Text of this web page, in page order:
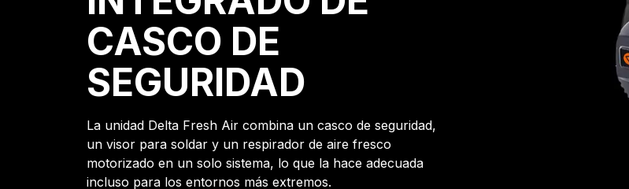
CASCO DE
SEGURIDAD
La unidad Delta Fresh Air combina un casco de seguridad,
un visor para soldar y un respirador de aire fresco
motorizado en un solo sistema, lo que la hace adecuada
incluso para los entornos más extremos.